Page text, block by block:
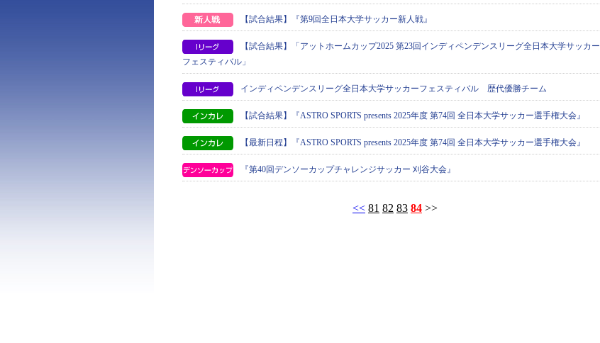
【試合結果】『第9回全日本大学サッカー新人戦』
【試合結果】「アットホームカップ2025 第23回インディペンデンスリーグ全日本大学サッカー
フェスティバル」
インディペンデンスリーグ全日本大学サッカーフェスティバル 歴代優勝チーム
【試合結果】『ASTRO SPORTS presents 2025年度 第74回 全日本大学サッカー選手権大会』
【最新日程】『ASTRO SPORTS presents 2025年度 第74回 全日本大学サッカー選手権大会』
『第40回デンソーカップチャレンジサッカー 刈谷大会』
<< 81 82 83 84 >>